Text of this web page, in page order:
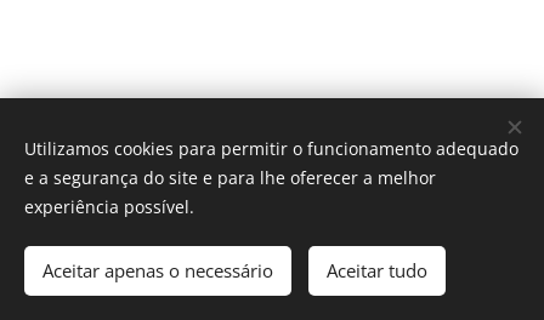
© 2025 Todos os direitos reservados
CNME2026
Cookies
Utilizamos cookies para permitir o funcionamento adequado
e a segurança do site e para lhe oferecer a melhor
experiência possível.
Aceitar apenas o necessário Aceitar tudo